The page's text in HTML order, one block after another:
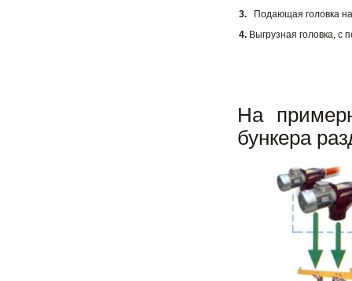
3. Подающая головка
4. Выгрузная головка, с
На
бункера